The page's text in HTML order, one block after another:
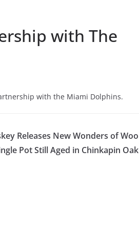
with The
with the Miami Dolphins.
Releases New Wonders of Woo
Pot Still Aged in Chinkapin Oak